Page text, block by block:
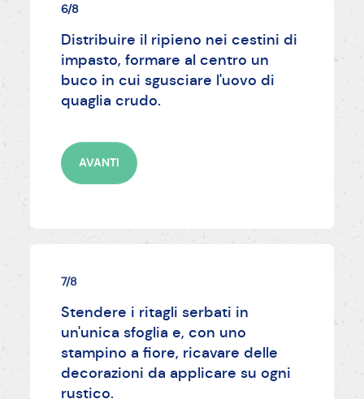
6/8
Distribuire il ripieno nei cestini di
impasto, formare al centro un
buco in cui sgusciare l'uovo di
quaglia crudo.
AVANTI
7/8
Stendere i ritagli serbati in
un'unica sfoglia e, con uno
stampino a fiore, ricavare delle
decorazioni da applicare su ogni
rustico.